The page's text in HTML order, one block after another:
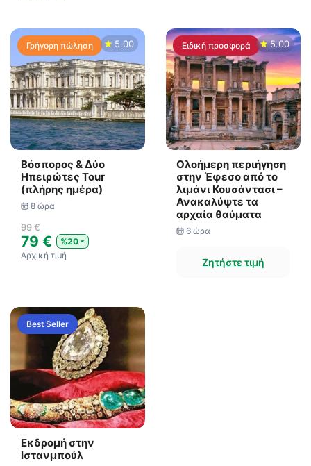
Γρήγορη πώληση 5.00
Βόσπορος & Δύο
Ηπειρώτες Tour
(πλήρης ημέρα)
8 ώρα
99 €
79 €
%20
Αρχική τιμή
Ειδική προσφορά 5.00
Ολοήμερη περιήγηση
στην Έφεσο από το
λιμάνι Κουσάντασι –
Ανακαλύψτε τα
αρχαία θαύματα
6 ώρα
Ζητήστε τιμή
Best Seller
Εκδρομή στην
Ιστανμπούλ